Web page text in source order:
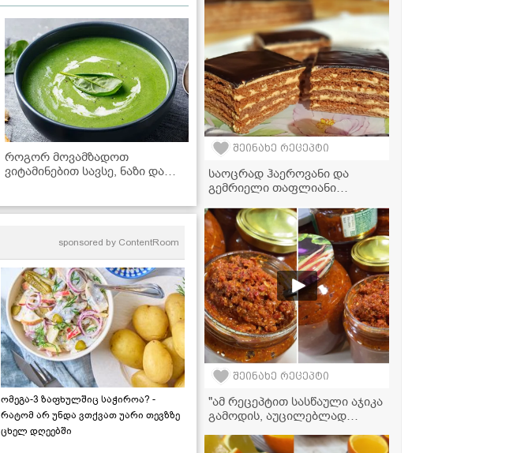
როგორ მოვამზადოთ
ვიტამინებით სავსე, ნაზი და
სუპის რეცეპტი
sponsored by ContentRoom
ომეგა-3 ზაფხულშიც საჭიროა? -
რატომ არ უნდა ვთქვათ უარი თევზზე
ცხელ დღეებში
შეინახე რეცეპტი
საოცრად ჰაეროვანი და
გემრიელი თაფლიანი
დნება
შეინახე რეცეპტი
"ამ რეცეპტით სასწაული აჯიკა
გამოდის, აუცილებლად
ვიდეორეცეპტი